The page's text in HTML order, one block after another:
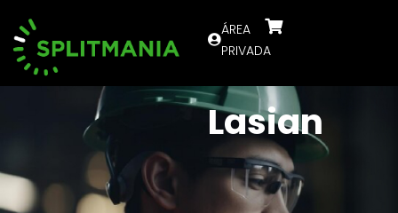
ÁREA
PRIVADA
Lasian